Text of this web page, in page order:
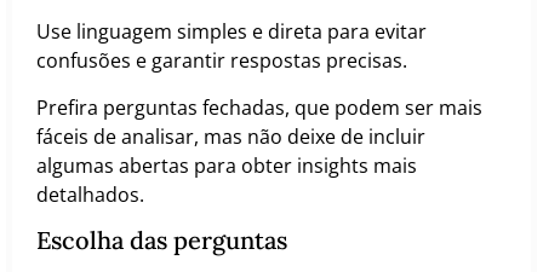
Use linguagem simples e direta para evitar
confusões e garantir respostas precisas.
Prefira perguntas fechadas, que podem ser mais
fáceis de analisar, mas não deixe de incluir
algumas abertas para obter insights mais
detalhados.
Escolha das perguntas